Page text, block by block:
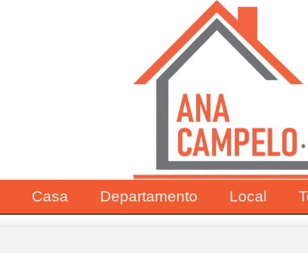
Casa Departamento Local